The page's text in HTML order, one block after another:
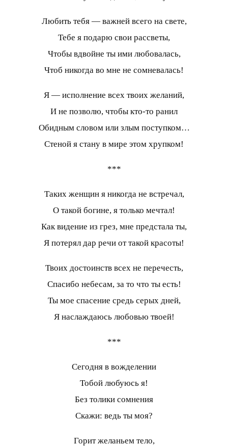
Любить тебя — важней всего на свете,
Тебе я подарю свои рассветы,
Чтобы вдвойне ты ими любовалась,
Чтоб никогда во мне не сомневалась!
Я — исполнение всех твоих желаний,
И не позволю, чтобы кто-то ранил
Обидным словом или злым поступком…
Стеной я стану в мире этом хрупком!
***
Таких женщин я никогда не встречал,
О такой богине, я только мечтал!
Как видение из грез, мне предстала ты,
Я потерял дар речи от такой красоты!
Твоих достоинств всех не перечесть,
Спасибо небесам, за то что ты есть!
Ты мое спасение средь серых дней,
Я наслаждаюсь любовью твоей!
***
Сегодня в вожделении
Тобой любуюсь я!
Без толики сомнения
Скажи: ведь ты моя?
Горит желаньем тело,